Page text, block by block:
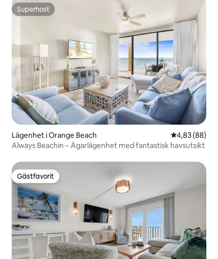
Superhost
Superhost
Lägenhet i Orange Beach 4,83 av 5 i
4,83 (88)
Always Beachin – Ägarlägenhet med fantastisk havsutsikt
Gästfavorit
Gästfavorit